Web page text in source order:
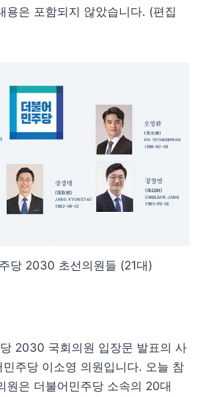
용은 포함되지 않았습니다. (편집
당 2030 초선의원들 (21대)
2030 국회의원 입장문 발표의 사
주당 이소영 의원입니다. 오늘 참
원은 더불어민주당 소속의 20대